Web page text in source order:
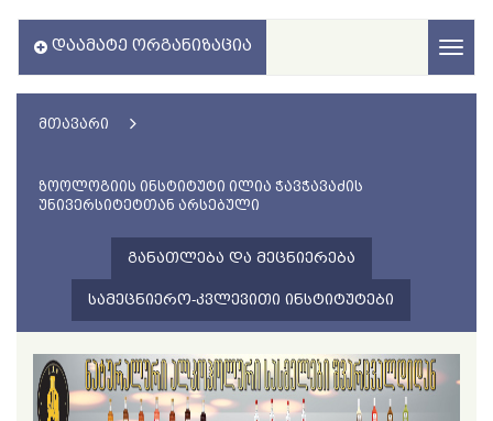
ᲓᲐᲐᲛᲐᲢᲔ ᲝᲠᲒᲐᲜᲘᲖᲐᲪᲘᲐ
ᲛᲗᲐᲕᲐᲠᲘ
ᲖᲝᲝᲚᲝᲒᲘᲘᲡ ᲘᲜᲡᲢᲘᲢᲣᲢᲘ ᲘᲚᲘᲐ ᲭᲐᲕᲭᲐᲕᲐᲫᲘᲡ
ᲣᲜᲘᲕᲔᲠᲡᲘᲢᲔᲢᲗᲐᲜ ᲐᲠᲡᲔᲑᲣᲚᲘ
ᲒᲐᲜᲐᲗᲚᲔᲑᲐ ᲓᲐ ᲛᲔᲪᲜᲘᲔᲠᲔᲑᲐ
ᲡᲐᲛᲔᲪᲜᲘᲔᲠᲝ-ᲙᲕᲚᲔᲕᲘᲗᲘ ᲘᲜᲡᲢᲘᲢᲣᲢᲔᲑᲘ